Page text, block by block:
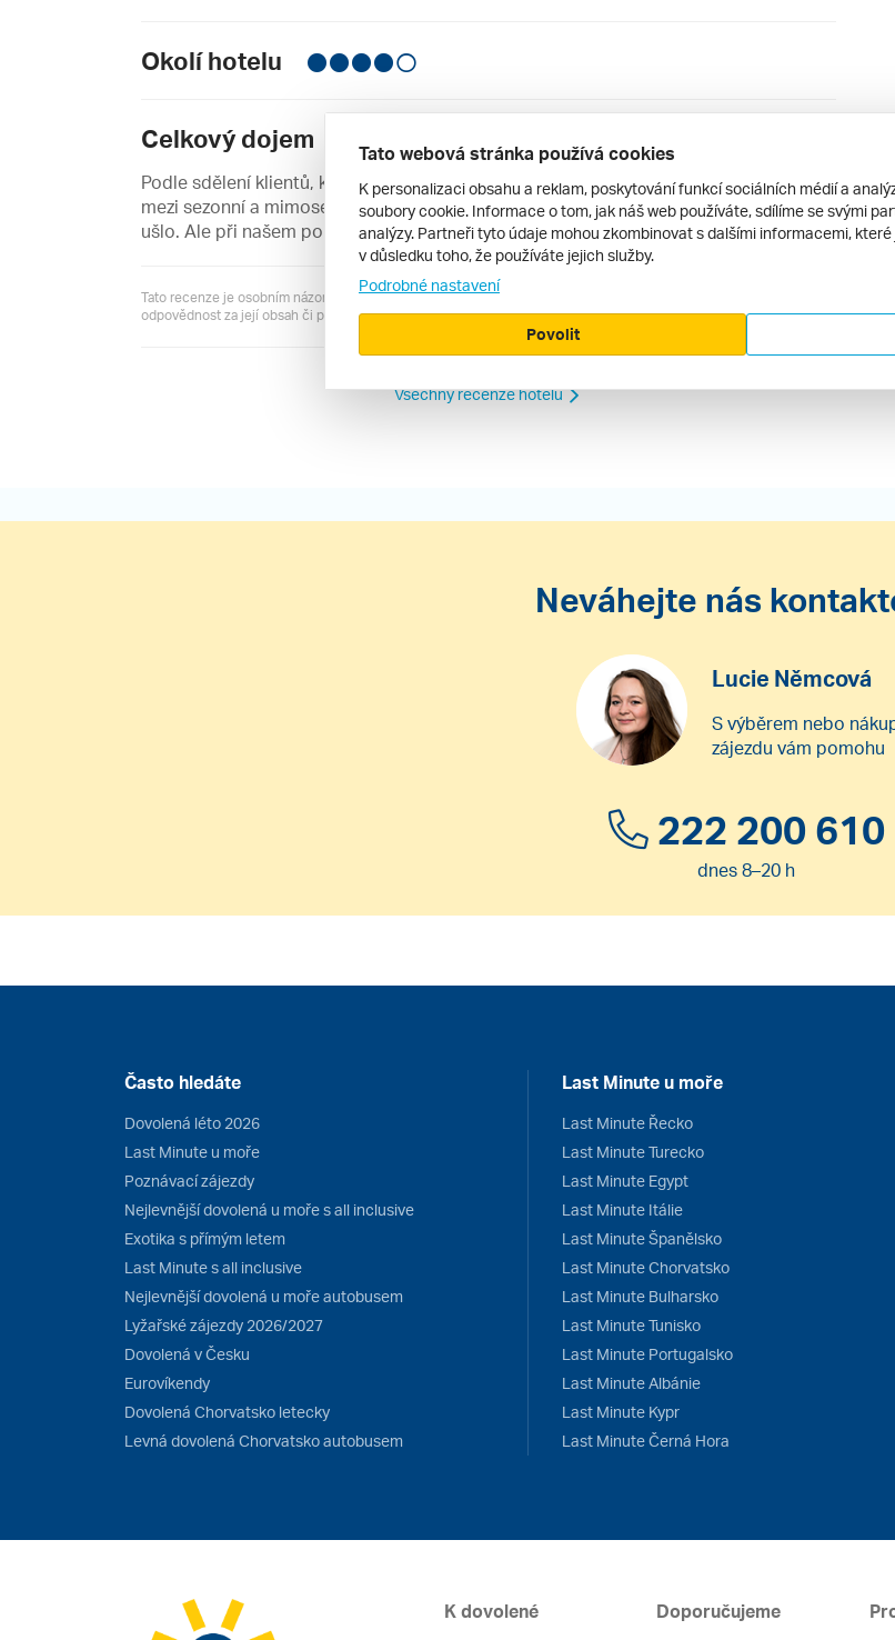
Okolí hotelu
Celkový dojem
Podle sdělení klientů, kteří byli v areálu v době prázdnin, jsme pochopili, že je rozdíl
mezi sezonní a mimosezonní pobyt. Prý v prázdninovém pobytu stravování celkem
ušlo. Ale při našem pobytu to byly od cestovky a personálu neférové podmínky.
Tato recenze je osobním názorem jejího autora a server Recenze.cz ani jeho provozovatel nenese žádnou
odpovědnost za její obsah či pravdivost.
Všechny recenze hotelu
Neváhejte nás
Lucie Němcová
S výběrem nebo
zájezdu vám pomohu
222 200 610
dnes 8–20 h
Často hledáte
Dovolená léto 2026
Last Minute u moře
Poznávací zájezdy
Nejlevnější dovolená u moře s all inclusive
Exotika s přímým letem
Last Minute s all inclusive
Nejlevnější dovolená u moře autobusem
Lyžařské zájezdy 2026/2027
Dovolená v Česku
Eurovíkendy
Dovolená Chorvatsko letecky
Levná dovolená Chorvatsko autobusem
Last Minute u moře
Last Minute Řecko
Last Minute Turecko
Last Minute Egypt
Last Minute Itálie
Last Minute Španělsko
Last Minute Chorvatsko
Last Minute Bulharsko
Last Minute Tunisko
Last Minute Portugalsko
Last Minute Albánie
Last Minute Kypr
Last Minute Černá Hora
K dovolené Doporučujeme
Tato webová stránka používá cookies
K personalizaci obsahu a reklam, poskytování funkcí sociálních médií a
soubory cookie. Informace o tom, jak náš web používáte, sdílíme se svými
analýzy. Partneři tyto údaje mohou zkombinovat s dalšími informacemi,
v důsledku toho, že používáte jejich služby.
Podrobné nastavení
Povolit